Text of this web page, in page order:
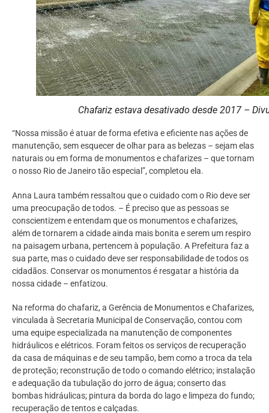
Chafariz estava desativado desde 2017 –
“Nossa missão é atuar de forma efetiva e eficiente nas ações de
manutenção, sem esquecer de olhar para as belezas – sejam elas
naturais ou em forma de monumentos e chafarizes – que tornam
o nosso Rio de Janeiro tão especial”, completou ela.
Anna Laura também ressaltou que o cuidado com o Rio deve ser
uma preocupação de todos. – É preciso que as pessoas se
conscientizem e entendam que os monumentos e chafarizes,
além de tornarem a cidade ainda mais bonita e serem um respiro
na paisagem urbana, pertencem à população. A Prefeitura faz a
sua parte, mas o cuidado deve ser responsabilidade de todos os
cidadãos. Conservar os monumentos é resgatar a história da
nossa cidade – enfatizou.
Na reforma do chafariz, a Gerência de Monumentos e Chafarizes,
vinculada à Secretaria Municipal de Conservação, contou com
uma equipe especializada na manutenção de componentes
hidráulicos e elétricos. Foram feitos os serviços de recuperação
da casa de máquinas e de seu tampão, bem como a troca da tela
de proteção; reconstrução de todo o comando elétrico; instalação
e adequação da tubulação do jorro de água; conserto das
bombas hidráulicas; pintura da borda do lago e limpeza do fundo;
recuperação de tentos e calçadas.